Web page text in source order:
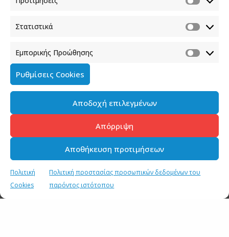
Στατιστικά
Εμπορικής Προώθησης
Ρυθμίσεις Cookies
Αποδοχή επιλεγμένων
Απόρριψη
Αποθήκευση προτιμήσεων
Πολιτική
Cookies
Πολιτική προστασίας προσωπικών δεδομένων του
παρόντος ιστότοπου